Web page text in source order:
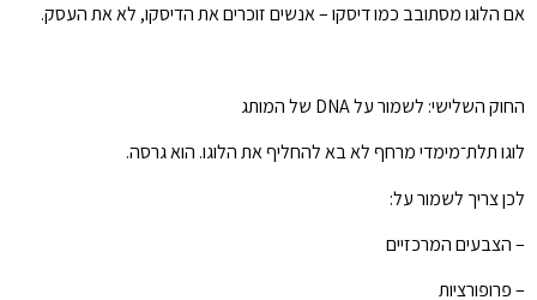
אם הלוגו מסתובב כמו דיסקו – אנשים זוכרים את הדיסקו, לא את העסק.
החוק השלישי: לשמור על DNA של המותג
לוגו תלת־מימדי מרחף לא בא להחליף את הלוגו. הוא גרסה.
לכן צריך לשמור על:
– הצבעים המרכזיים
– פרופורציות